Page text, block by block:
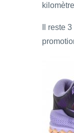
Il reste